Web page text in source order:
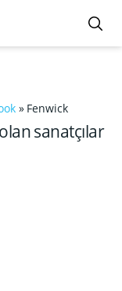
» Fenwick
sanatçılar